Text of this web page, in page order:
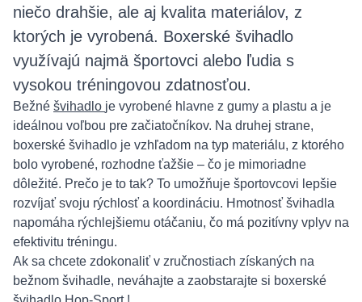
niečo drahšie, ale aj kvalita materiálov, z
ktorých je vyrobená. Boxerské švihadlo
využívajú najmä športovci alebo ľudia s
vysokou tréningovou zdatnosťou.
Bežné švihadlo je vyrobené hlavne z gumy a plastu a je
ideálnou voľbou pre začiatočníkov. Na druhej strane,
boxerské švihadlo je vzhľadom na typ materiálu, z ktorého
bolo vyrobené, rozhodne ťažšie – čo je mimoriadne
dôležité. Prečo je to tak? To umožňuje športovcovi lepšie
rozvíjať svoju rýchlosť a koordináciu. Hmotnosť švihadla
napomáha rýchlejšiemu otáčaniu, čo má pozitívny vplyv na
efektivitu tréningu.
Ak sa chcete zdokonaliť v zručnostiach získaných na
bežnom švihadle, neváhajte a zaobstarajte si boxerské